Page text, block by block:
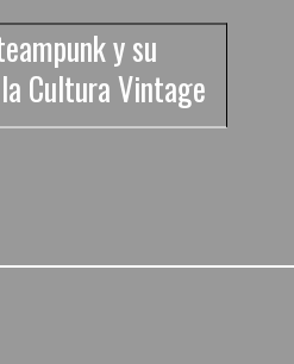
y su
Cultura Vintage